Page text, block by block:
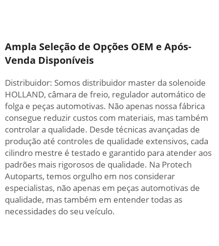
Ampla Seleção de Opções OEM e Após-
Venda Disponíveis
Distribuidor: Somos distribuidor master da solenoide
HOLLAND, câmara de freio, regulador automático de
folga e peças automotivas. Não apenas nossa fábrica
consegue reduzir custos com materiais, mas também
controlar a qualidade. Desde técnicas avançadas de
produção até controles de qualidade extensivos, cada
cilindro mestre é testado e garantido para atender aos
padrões mais rigorosos de qualidade. Na Protech
Autoparts, temos orgulho em nos considerar
especialistas, não apenas em peças automotivas de
qualidade, mas também em entender todas as
necessidades do seu veículo.